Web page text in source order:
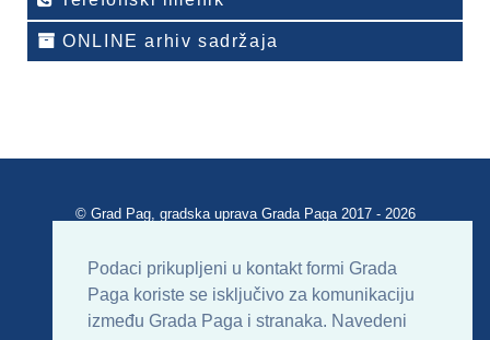
Podaci prikupljeni u kontakt formi Grada
Paga koriste se isključivo za komunikaciju
između Grada Paga i stranaka. Navedeni
ONLINE arhiv sadržaja
© Grad Pag, gradska uprava Grada Paga 2017 - 2026
Uvjeti korištenja Impressum Kontakt